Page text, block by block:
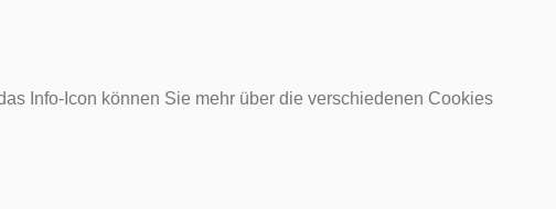
Info-Icon können Sie mehr über die verschiedenen Cookies